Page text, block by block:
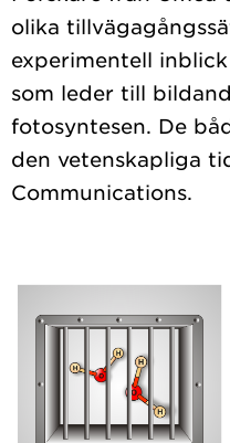
olika
experimentell
som leder till
fotosyntesen. De
den vetenskapliga